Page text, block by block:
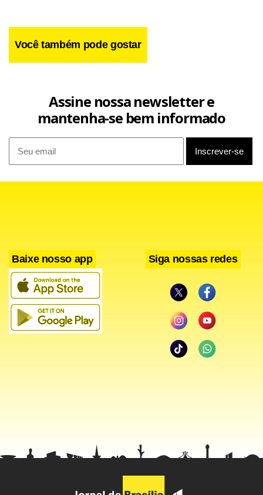
os pontos disputados até aqui.
Em Oslo, também pela Chave C, a torcida protagonizou
verdadeiras cenas de terror na derrota da Noruega para a
Bósnia por 2 x 1. A partida teve de ser interrompida após o
goleiro Adnann Guso, dos visitantes, ser atingido por um
Você também pode gostar
Assine nossa newsletter e
mantenha-se bem informado
Baixe nosso app Siga nossas redes